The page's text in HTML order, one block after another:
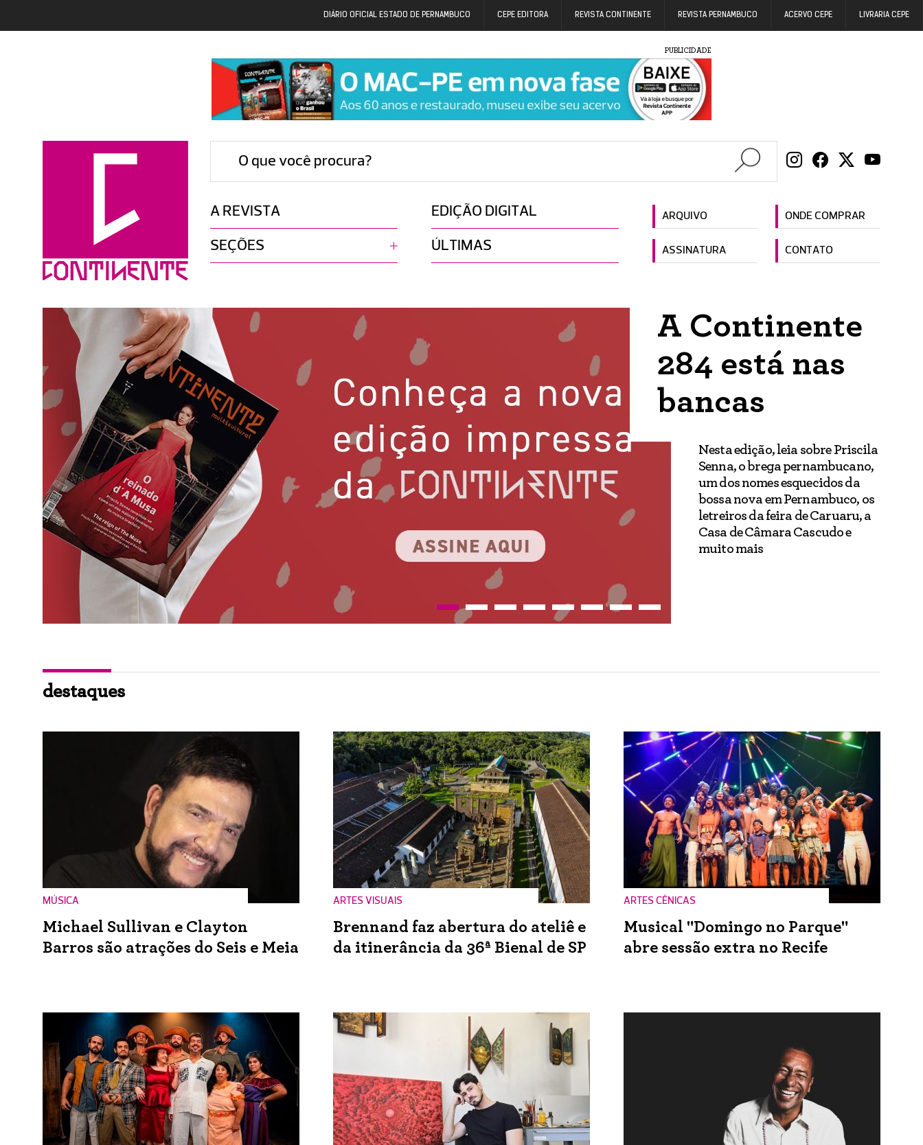
DIÁRIO OFICIAL ESTADO DE PERNAMBUCO CEPE EDITORA REVISTA CONTINENTE REVISTA PERNAMBUCO ACERVO CEPE LIVRARIA CEPE
PUBLICIDADE
O que você procura?
A REVISTA EDIÇÃO DIGITAL ARQUIVO ONDE COMPRAR
SEÇÕES ÚLTIMAS ASSINATURA CONTATO
A Continente
284 está nas
bancas
Nesta edição, leia sobre Priscila
Senna, o brega pernambucano,
um dos nomes esquecidos da
bossa nova em Pernambuco, os
letreiros da feira de Caruaru, a
Casa de Câmara Cascudo e
muito mais
destaques
MÚSICA
Michael Sullivan e Clayton
Barros são atrações do Seis e Meia
ARTES VISUAIS
Brennand faz abertura do ateliê e
da itinerância da 36ª Bienal de SP
ARTES CÊNICAS
Musical "Domingo no Parque"
abre sessão extra no Recife